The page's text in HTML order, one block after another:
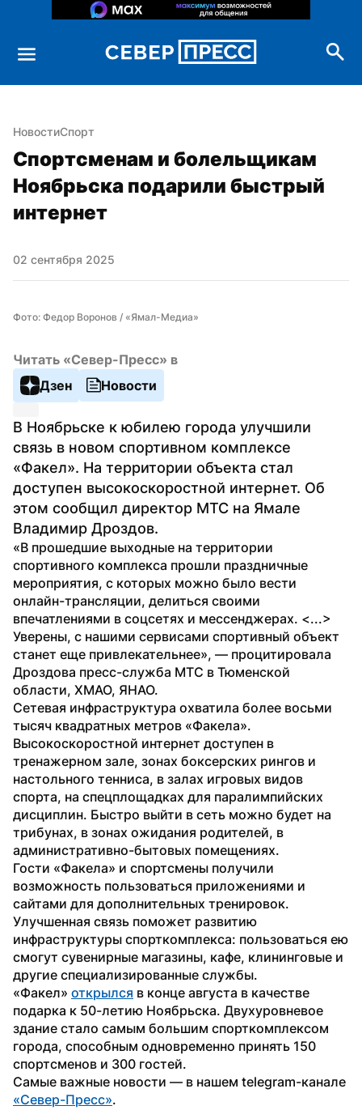
НовостиСпорт
Спортсменам и болельщикам
Ноябрьска подарили быстрый
интернет
02 сентября 2025
Фото: Федор Воронов / «Ямал-Медиа»
Читать «Север-Пресс» в
Дзен
Новости
В Ноябрьске к юбилею города улучшили
связь в новом спортивном комплексе
«Факел». На территории объекта стал
доступен высокоскоростной интернет. Об
этом сообщил директор МТС на Ямале
Владимир Дроздов.
«В прошедшие выходные на территории
спортивного комплекса прошли праздничные
мероприятия, с которых можно было вести
онлайн-трансляции, делиться своими
впечатлениями в соцсетях и мессенджерах. <...>
Уверены, с нашими сервисами спортивный объект
станет еще привлекательнее», — процитировала
Дроздова пресс-служба МТС в Тюменской
области, ХМАО, ЯНАО.
Сетевая инфраструктура охватила более восьми
тысяч квадратных метров «Факела».
Высокоскоростной интернет доступен в
тренажерном зале, зонах боксерских рингов и
настольного тенниса, в залах игровых видов
спорта, на спецплощадках для паралимпийских
дисциплин. Быстро выйти в сеть можно будет на
трибунах, в зонах ожидания родителей, в
административно-бытовых помещениях.
Гости «Факела» и спортсмены получили
возможность пользоваться приложениями и
сайтами для дополнительных тренировок.
Улучшенная связь поможет развитию
инфраструктуры спорткомплекса: пользоваться ею
смогут сувенирные магазины, кафе, клининговые и
другие специализированные службы.
«Факел» открылся в конце августа в качестве
подарка к 50-летию Ноябрьска. Двухуровневое
здание стало самым большим спорткомплексом
города, способным одновременно принять 150
спортсменов и 300 гостей.
«Север-Пресс».